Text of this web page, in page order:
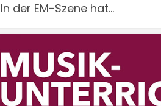
In der EM-Szene hat…